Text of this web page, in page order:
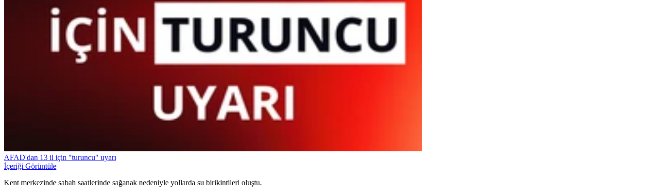
AFAD'dan 13 il için "turuncu" uyarı
İçeriği Görüntüle
Kent merkezinde sabah saatlerinde sağanak nedeniyle yollarda su birikintileri oluştu.